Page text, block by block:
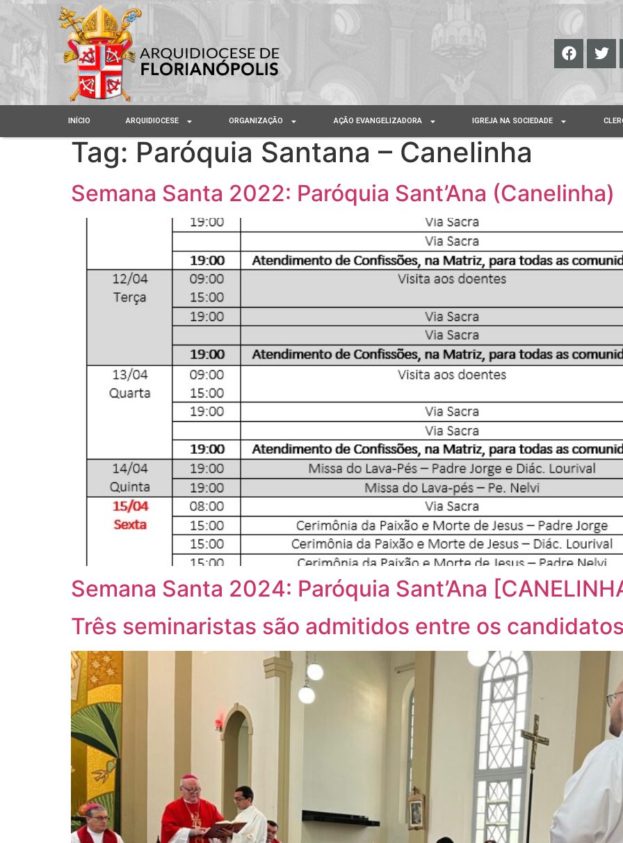
INÍCIO ARQUIDIOCESE ORGANIZAÇÃO AÇÃO EVANGELIZADORA IGREJA NA SOCIEDADE
Tag: Paróquia Santana – Canelinha
Semana Santa 2022: Paróquia Sant’Ana (Canelinha)
Semana Santa 2024: Paróquia Sant’Ana
Três seminaristas são admitidos entre os